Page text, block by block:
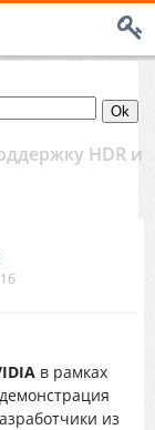
HDR и
в рамках
из